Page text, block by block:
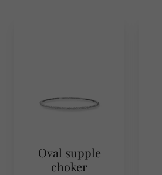
Oval supple
choker